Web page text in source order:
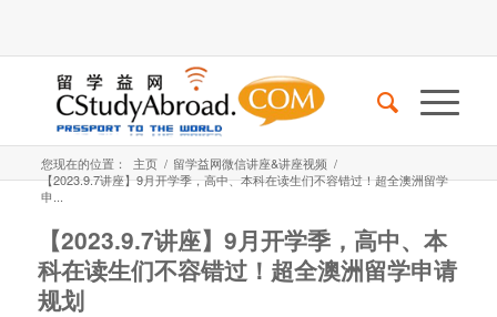
您现在的位置： 主页 / 留学益网微信讲座&讲座视频 /
【2023.9.7讲座】9月开学季，高中、本科在读生们不容错过！超全澳洲留学
申...
【2023.9.7讲座】9月开学季，高中、本
科在读生们不容错过！超全澳洲留学申请
规划